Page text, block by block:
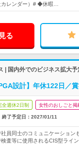
カレンダー）# ◆休暇…
る
| 国内外でのビジネス拡大
設計】年休122日／
全週休2日制 女性のおしごと掲
終了予定日： 2027/01/11
社員同士のコミュニケーショ
査等に使用されるCIS型ライ